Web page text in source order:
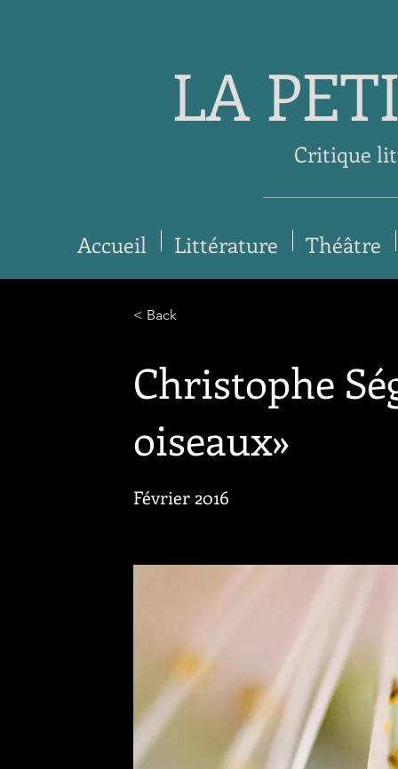
LA
Critique
Accueil Littérature Théâtre
< Back
Christophe
oiseaux»
Février 2016